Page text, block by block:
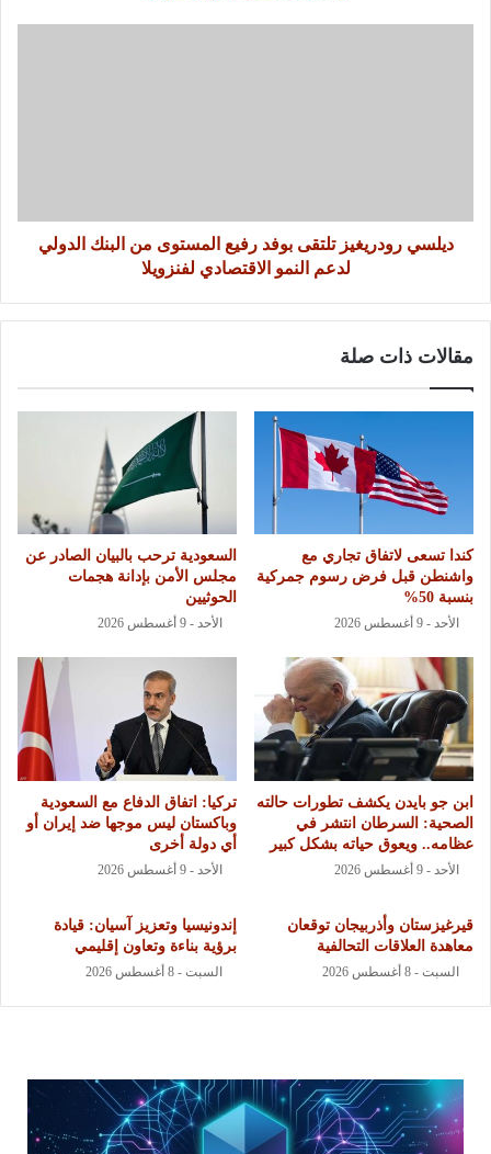
ديلسي رودريغيز تلتقى بوفد رفيع المستوى من البنك الدولي
لدعم النمو الاقتصادي لفنزويلا
مقالات ذات صلة
كندا تسعى لاتفاق تجاري مع
واشنطن قبل فرض رسوم جمركية
بنسبة 50%
الأحد - 9 أغسطس 2026
السعودية ترحب بالبيان الصادر عن
مجلس الأمن بإدانة هجمات
الحوثيين
الأحد - 9 أغسطس 2026
ابن جو بايدن يكشف تطورات حالته
الصحية: السرطان انتشر في
عظامه.. ويعوق حياته بشكل كبير
الأحد - 9 أغسطس 2026
تركيا: اتفاق الدفاع مع السعودية
وباكستان ليس موجها ضد إيران أو
أي دولة أخرى
الأحد - 9 أغسطس 2026
قيرغيزستان وأذربيجان توقعان
معاهدة العلاقات التحالفية
السبت - 8 أغسطس 2026
إندونيسيا وتعزيز آسيان: قيادة
برؤية بناءة وتعاون إقليمي
السبت - 8 أغسطس 2026